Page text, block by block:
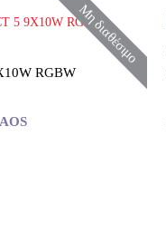
Μη διαθέσιμο
RGBW